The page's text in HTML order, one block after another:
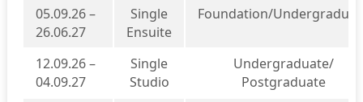
05.09.26 –
26.06.27
Single
Ensuite
Foundation/
12.09.26 –
04.09.27
Single
Studio
Undergraduate/
Postgraduate